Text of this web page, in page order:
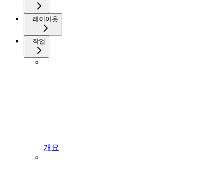
레이아웃
작업
개요